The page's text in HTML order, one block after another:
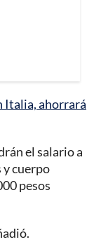
Italia, ahorrará
el salario a
y cuerpo
pesos